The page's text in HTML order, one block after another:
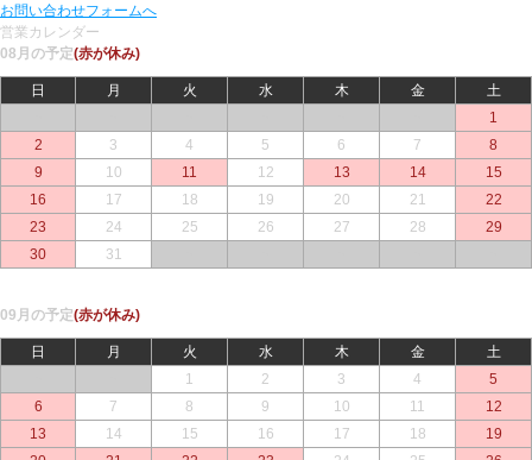
お問い合わせフォームへ
営業カレンダー
08月の予定(赤が休み)
日 月 火 水 木 金
土
1
2
3 4 5 6 7
8
9
10 11 12 13 14
15
16
17 18 19 20 21
22
23
24 25 26 27 28
29
30
31
09月の予定(赤が休み)
日 月 火 水 木 金
土
1 2 3 4
5
6
7 8 9 10 11
12
13
14 15 16 17 18
19